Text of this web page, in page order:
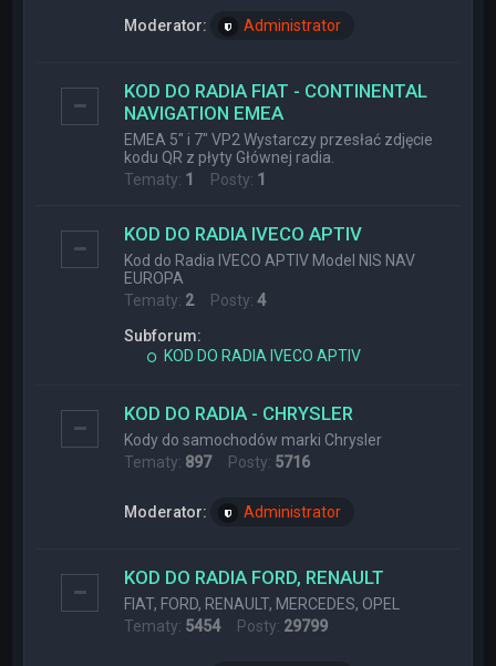
Moderator: Administrator
KOD DO RADIA FIAT - CONTINENTAL
NAVIGATION EMEA
EMEA 5" i 7" VP2 Wystarczy przesłać zdjęcie
kodu QR z płyty Głównej radia.
Tematy: 1 Posty: 1
KOD DO RADIA IVECO APTIV
Kod do Radia IVECO APTIV Model NIS NAV
EUROPA
Tematy: 2Posty:4
Subforum:
KOD DO RADIA IVECO APTIV
KOD DO RADIA - CHRYSLER
Kody do samochodów marki Chrysler
Tematy: 897Posty: 5716
Moderator: Administrator
KOD DO RADIA FORD, RENAULT
FIAT, FORD, RENAULT, MERCEDES, OPEL
Tematy: 5454Posty: 29799